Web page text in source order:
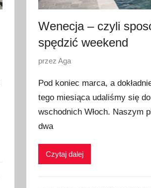
1
Wenecja – czyli
spędzić weekend
O
u
b
l
i
w
przezAga
Pod koniec marca, a
tego miesiąca udaliśmy się do
wschodnich Włoch. Naszym
dwa
Czytaj dalej